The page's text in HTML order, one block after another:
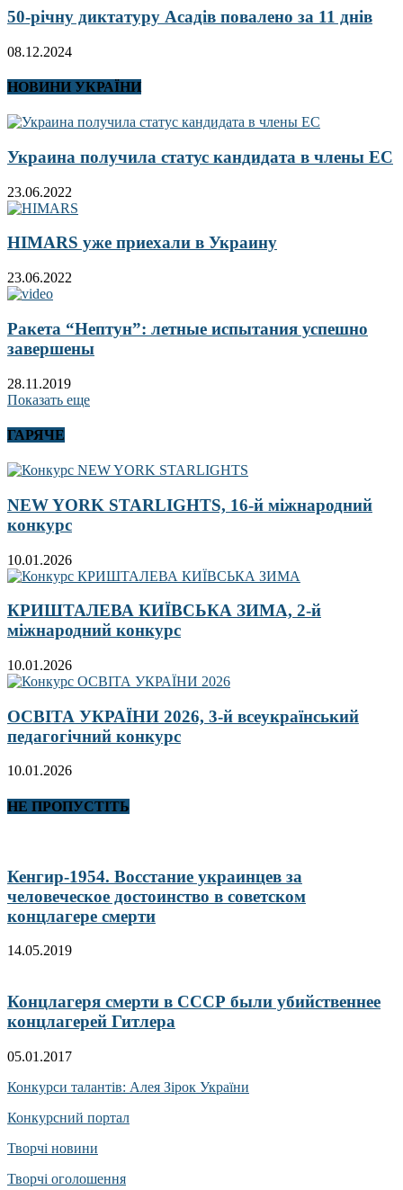
50-річну диктатуру Асадів повалено за 11 днів
08.12.2024
НОВИНИ УКРАЇНИ
Украина получила статус кандидата в члены ЕС
23.06.2022
HIMARS уже приехали в Украину
23.06.2022
Ракета “Нептун”: летные испытания успешно
завершены
28.11.2019
Показать еще
ГАРЯЧЕ
NEW YORK STARLIGHTS, 16-й міжнародний
конкурс
10.01.2026
КРИШТАЛЕВА КИЇВСЬКА ЗИМА, 2-й
міжнародний конкурс
10.01.2026
ОСВІТА УКРАЇНИ 2026, 3-й всеукраїнський
педагогічний конкурс
10.01.2026
НЕ ПРОПУСТІТЬ
Кенгир-1954. Восстание украинцев за
человеческое достоинство в советском
концлагере смерти
14.05.2019
Концлагеря смерти в СССР были убийственнее
концлагерей Гитлера
05.01.2017
Конкурси талантів: Алея Зірок України
Конкурсний портал
Творчі новини
Творчі оголошення